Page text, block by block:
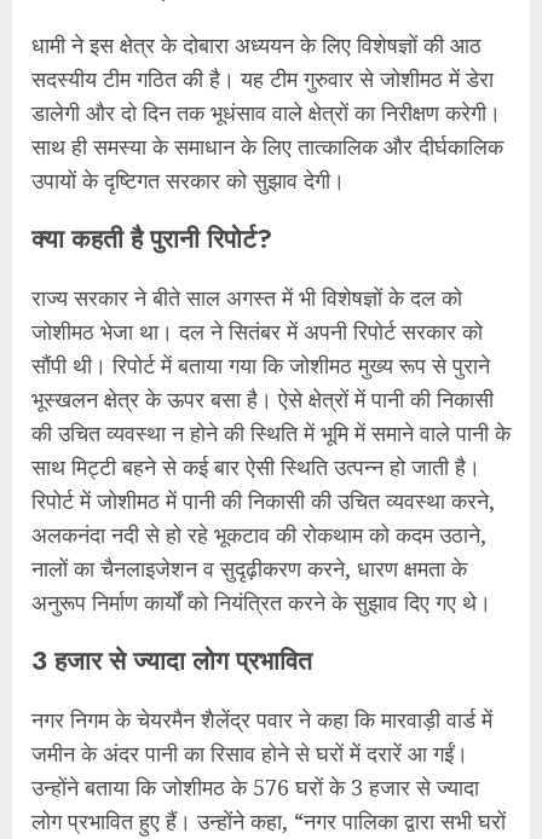
धामी ने इस क्षेत्र के दोबारा अध्ययन के लिए विशेषज्ञों की आठ
सदस्यीय टीम गठित की है। यह टीम गुरुवार से जोशीमठ में डेरा
डालेगी और दो दिन तक भूधंसाव वाले क्षेत्रों का निरीक्षण करेगी।
साथ ही समस्या के समाधान के लिए तात्कालिक और दीर्घकालिक
उपायों के दृष्टिगत सरकार को सुझाव देगी।
क्या कहती है पुरानी रिपोर्ट?
राज्य सरकार ने बीते साल अगस्त में भी विशेषज्ञों के दल को
जोशीमठ भेजा था। दल ने सितंबर में अपनी रिपोर्ट सरकार को
सौंपी थी। रिपोर्ट में बताया गया कि जोशीमठ मुख्य रूप से पुराने
भूस्खलन क्षेत्र के ऊपर बसा है। ऐसे क्षेत्रों में पानी की निकासी
की उचित व्यवस्था न होने की स्थिति में भूमि में समाने वाले पानी के
साथ मिट्टी बहने से कई बार ऐसी स्थिति उत्पन्न हो जाती है।
रिपोर्ट में जोशीमठ में पानी की निकासी की उचित व्यवस्था करने,
अलकनंदा नदी से हो रहे भूकटाव की रोकथाम को कदम उठाने,
नालों का चैनलाइजेशन व सुदृढ़ीकरण करने, धारण क्षमता के
अनुरूप निर्माण कार्यों को नियंत्रित करने के सुझाव दिए गए थे।
3 हजार से ज्यादा लोग प्रभावित
नगर निगम के चेयरमैन शैलेंद्र पवार ने कहा कि मारवाड़ी वार्ड में
जमीन के अंदर पानी का रिसाव होने से घरों में दरारें आ गईं।
उन्होंने बताया कि जोशीमठ के 576 घरों के 3 हजार से ज्यादा
लोग प्रभावित हुए हैं। उन्होंने कहा, “नगर पालिका द्वारा सभी घरों